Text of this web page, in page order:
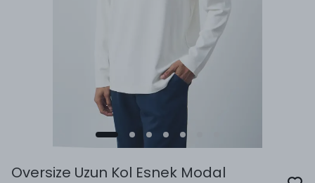
Oversize Uzun Kol Esnek Modal